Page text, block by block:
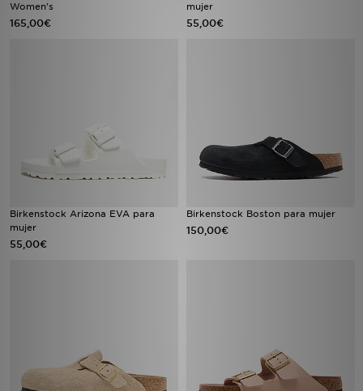
Women's
165,00€
mujer
55,00€
Birkenstock Arizona EVA para
mujer
55,00€
Birkenstock Boston para mujer
150,00€